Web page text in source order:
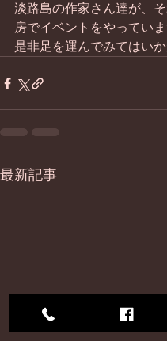
淡路島の作家さん達が、
房でイベントをやっていま
是非足を運んでみてはい
最新記事